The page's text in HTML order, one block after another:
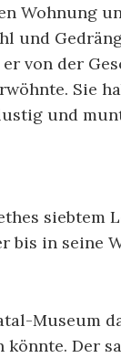
und
er von der
Sie
und
bis in
Museum
Der